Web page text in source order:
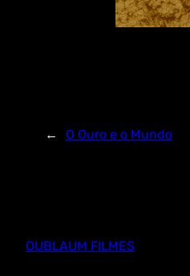
← O Ouro e o Mundo
OUBLAUM FILMES